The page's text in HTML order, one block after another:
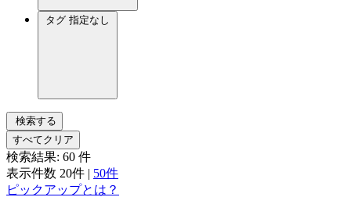
タグ 指定なし
検索する
すべてクリア
検索結果: 60 件
表示件数 20件 | 50件
ピックアップとは？